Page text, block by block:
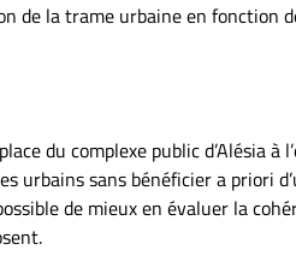
de la trame urbaine en fonction
du complexe public d’Alésia à
urbains sans bénéficier a priori
de mieux en évaluer la